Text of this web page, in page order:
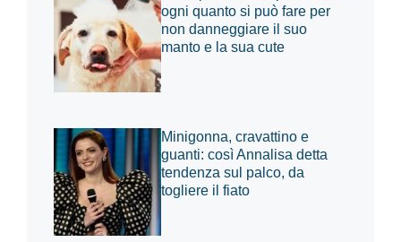
ogni quanto si può fare per
non danneggiare il suo
manto e la sua cute
Minigonna, cravattino e
guanti: così Annalisa detta
tendenza sul palco, da
togliere il fiato